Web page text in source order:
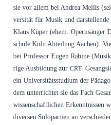
sie vor allem bei Andrea Mel­lis
ver­si­tät für Musik und
Klaus Küper (ehem. Opern­sän­ger
schu­le Köln Abtei­lung Aachen).
bei Pro­fes­sor Eugen Rabi­ne
ri­ge Aus­bil­dung zur CRT-
ein Uni­ver­si­täts­stu­di­um der
dem unter­rich­tet sie das Fach
wis­sen­schaft­li­chen Erkennt­nis­sen
diver­sen Solo­par­tien an